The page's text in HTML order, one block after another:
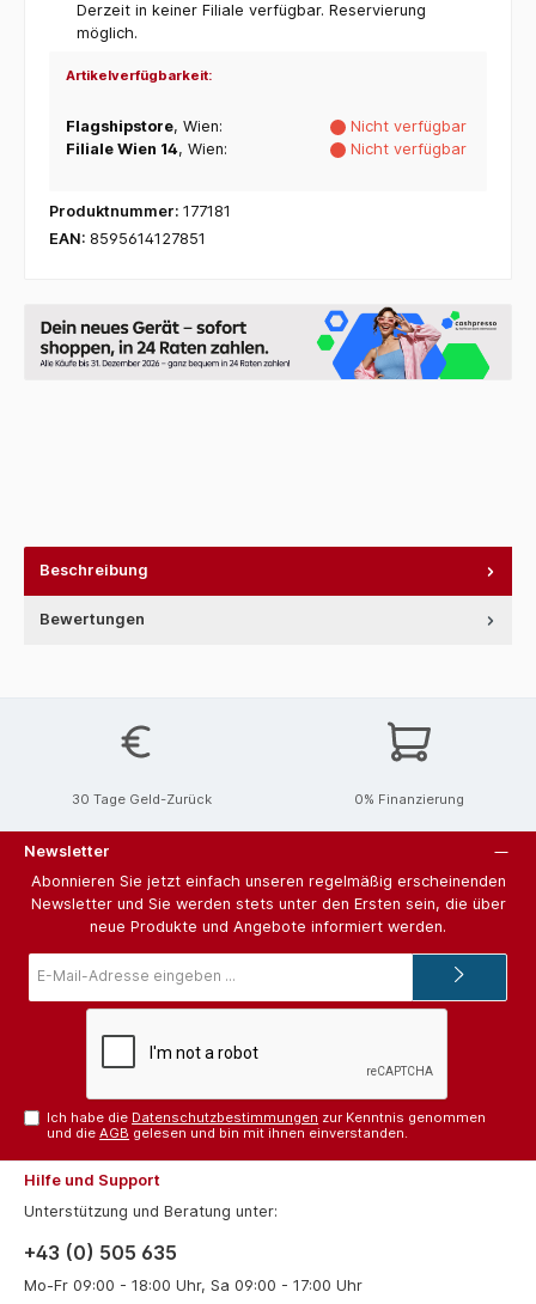
Derzeit in keiner Filiale verfügbar. Reservierung
möglich.
Artikelverfügbarkeit:
Flagshipstore, Wien:
Nicht verfügbar
Filiale Wien 14, Wien: Nicht verfügbar
Produktnummer: 177181
EAN: 8595614127851
Beschreibung
Bewertungen
30 Tage Geld-Zurück 0% Finanzierung
Newsletter
Abonnieren Sie jetzt einfach unseren regelmäßig erscheinenden
Newsletter und Sie werden stets unter den Ersten sein, die über
neue Produkte und Angebote informiert werden.
Mail-
Ich habe die Datenschutzbestimmungen zur Kenntnis genommen
und dieAGB gelesen und bin mit ihnen einverstanden.
Hilfe und Support
Unterstützung und Beratung unter:
+43 (0) 505 635
Mo-Fr 09:00 - 18:00 Uhr, Sa 09:00 - 17:00 Uhr